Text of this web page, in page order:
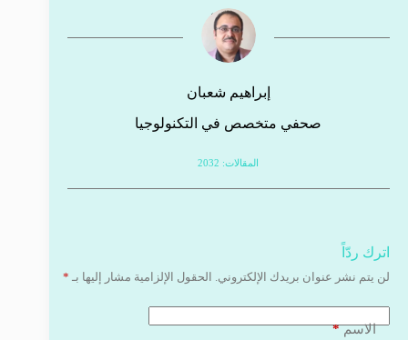
إبراهيم شعبان
صحفي متخصص في التكنولوجيا
المقالات: 2032
اترك ردّاً
لن يتم نشر عنوان بريدك الإلكتروني. الحقول الإلزامية مشار إليها بـ *
الاسم*